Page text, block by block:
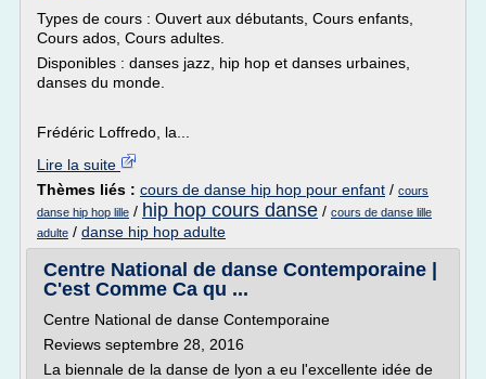
Types de cours : Ouvert aux débutants, Cours enfants,
Cours ados, Cours adultes.
Disponibles : danses jazz, hip hop et danses urbaines,
danses du monde.
Frédéric Loffredo, la...
Lire la suite
Thèmes liés : cours de danse hip hop pour enfant / cours
danse hip hop lille / hip hop cours danse / cours de danse lille
adulte / danse hip hop adulte
Centre National de danse Contemporaine |
C'est Comme Ca qu ...
Centre National de danse Contemporaine
Reviews septembre 28, 2016
La biennale de la danse de lyon a eu l'excellente idée de